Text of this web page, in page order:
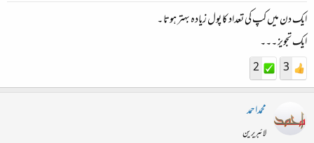
ایک دن میں کپ کی تعداد کا پول زیادہ بہتر ہوتا ۔
ایک تجویز ۔۔۔
3
2
محمداحمد
لائبریرین